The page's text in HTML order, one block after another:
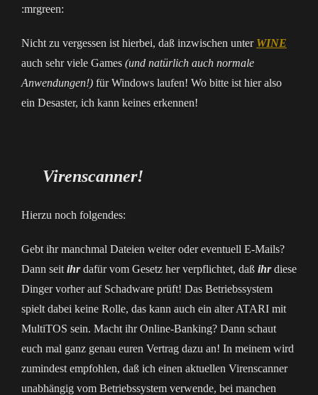
:mrgreen:
Nicht zu vergessen ist hierbei, daß inzwischen unter WINE
auch sehr viele Games (und natürlich auch normale
Anwendungen!) für Windows laufen! Wo bitte ist hier also
ein Desaster, ich kann keines erkennen!
Virenscanner!
Hierzu noch folgendes:
Gebt ihr manchmal Dateien weiter oder eventuell E-Mails?
Dann seit ihrdafür vom Gesetz her verpflichtet, daß ihrdiese
Dinger vorher auf Schadware prüft! Das Betriebssystem
spielt dabei keine Rolle, das kann auch ein alter ATARI mit
MultiTOS sein. Macht ihr Online-Banking? Dann schaut
euch mal ganz genau euren Vertrag dazu an! In meinem wird
zumindest empfohlen, daß ich einen aktuellen Virenscanner
unabhängig vom Betriebssystem verwende, bei manchen